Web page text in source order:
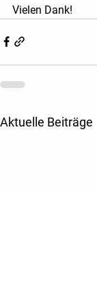
Vielen Dank!
Aktuelle Beiträge